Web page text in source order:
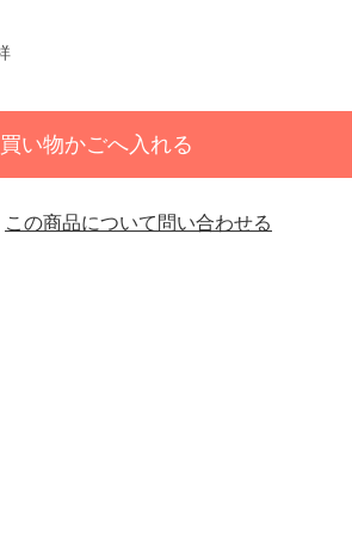
買い物かごへ入れる
この商品について問い合わせる